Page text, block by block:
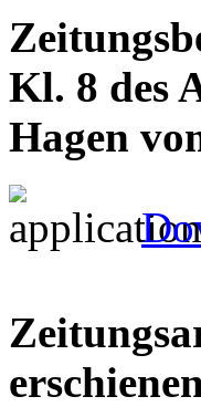
Kl. 8 des
Hagen